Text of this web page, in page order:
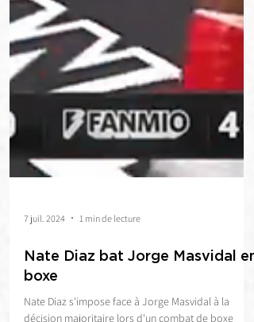
Nate Diaz bat Jorge Masvidal en
boxe